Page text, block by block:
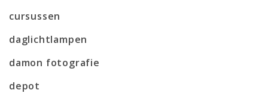
cursussen
daglichtlampen
damon fotografie
depot